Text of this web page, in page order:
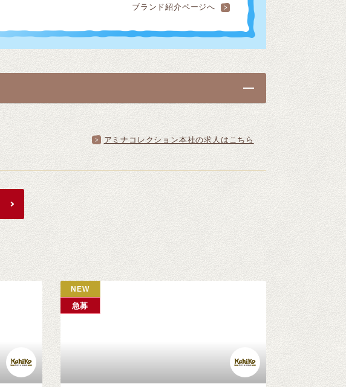
ブランド紹介ページへ
アミナコレクション本社の求人はこちら
NEW
急募